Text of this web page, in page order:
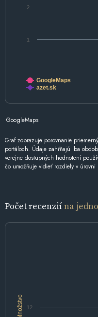
1
2
GoogleMaps
azet.sk
GoogleMaps
Graf zobrazuje porovnanie
portáloch. Údaje zahŕňajú iba
verejne dostupných hodnotení
čo umožňuje vidieť rozdiely v
Počet recenziína
Množstvo 12